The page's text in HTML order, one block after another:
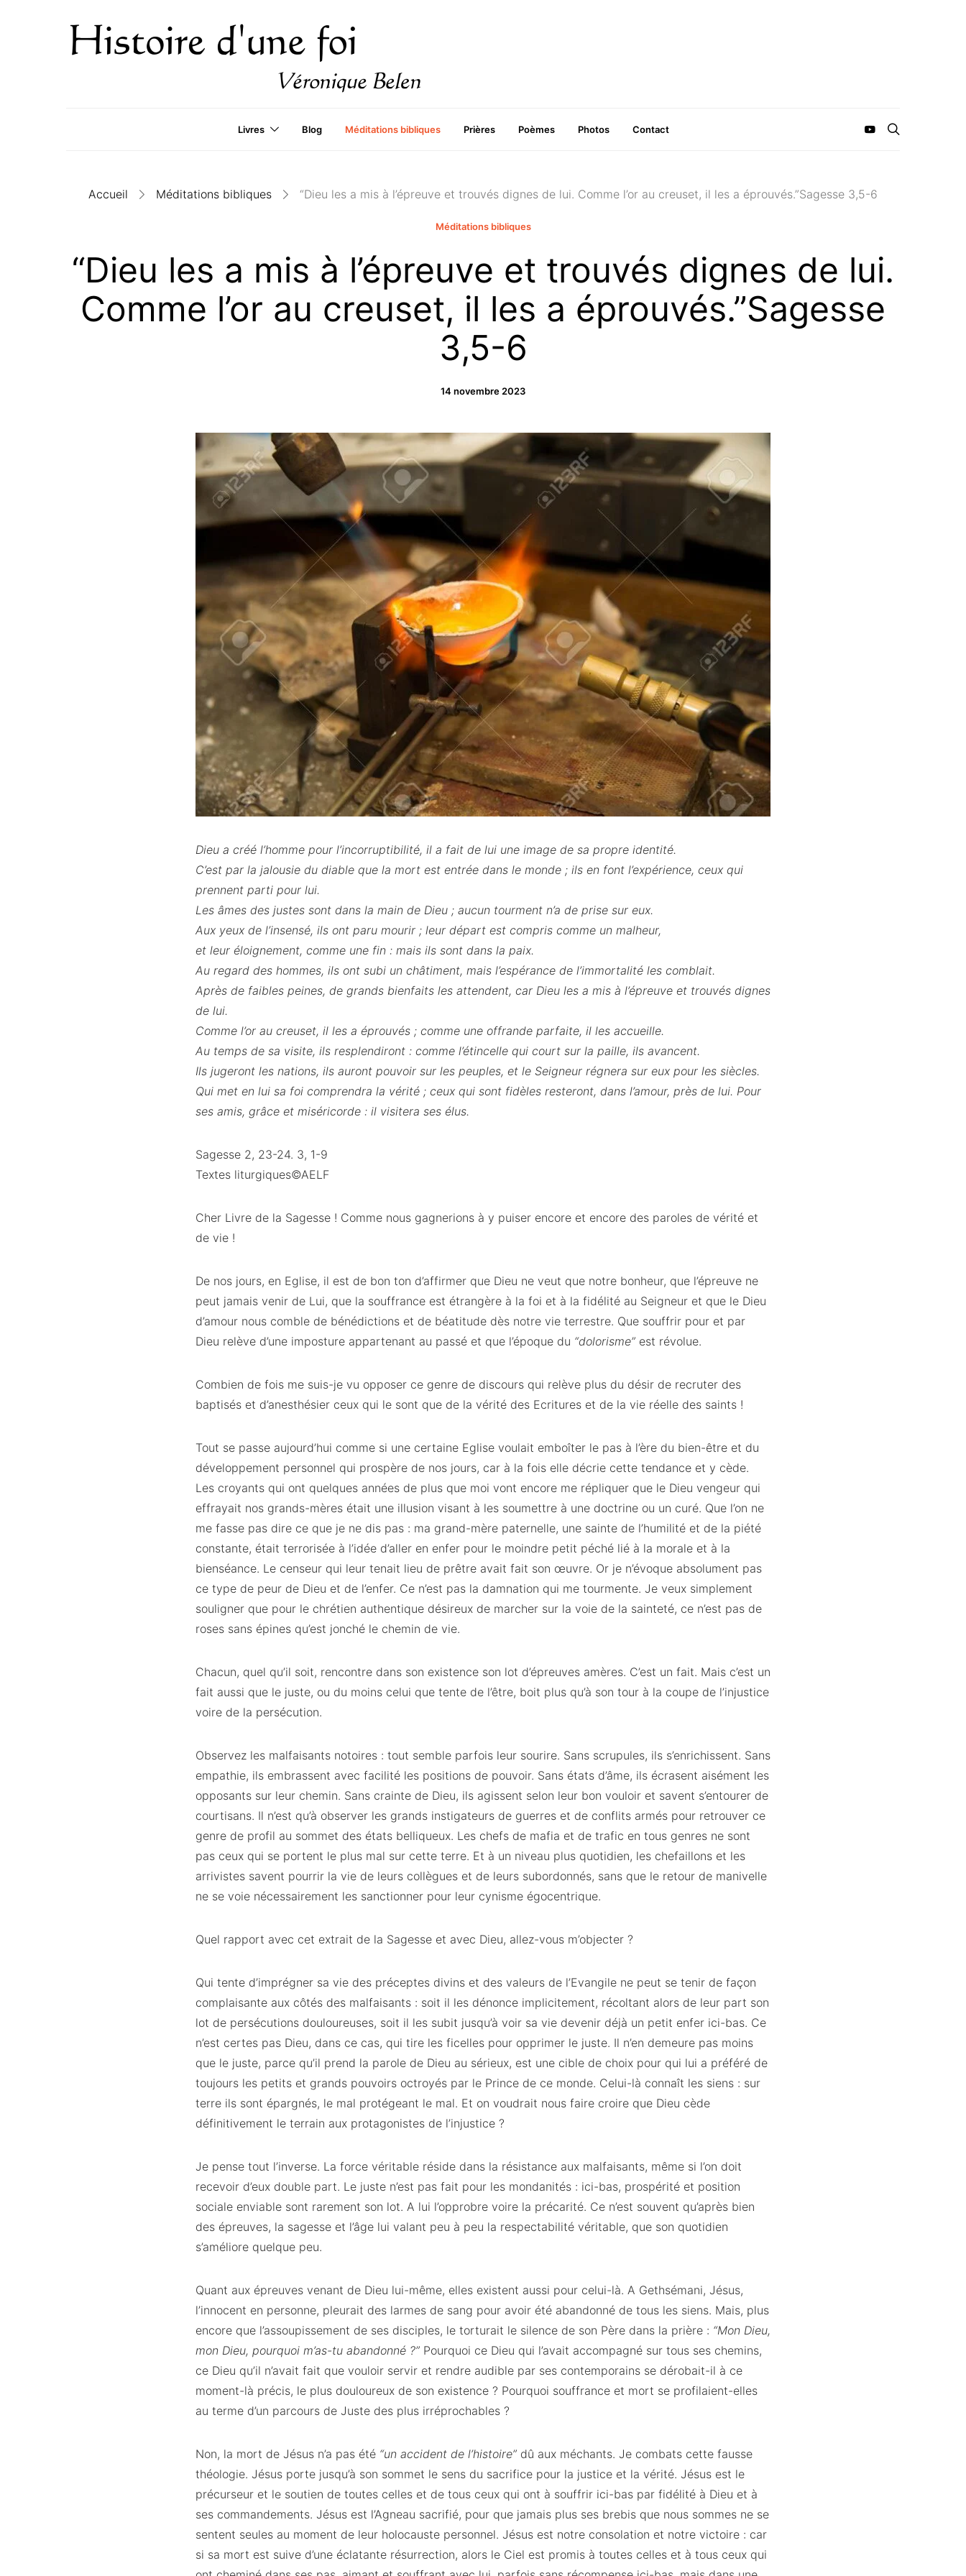
Livres Blog Méditations bibliques Prières Poèmes Photos Contact
Accueil Méditations bibliques “Dieu les a mis à l’épreuve et trouvés dignes de lui. Comme l’or au creuset, il les a éprouvés.”Sagesse 3,5-6
Méditations bibliques
“Dieu les a mis à l’épreuve et trouvés dignes de lui.
Comme l’or au creuset, il les a éprouvés.”Sagesse
3,5-6
14 novembre 2023
Dieu a créé l’homme pour l’incorruptibilité, il a fait de lui une image de sa propre identité.
C’est par la jalousie du diable que la mort est entrée dans le monde ; ils en font l’expérience, ceux qui
prennent parti pour lui.
Les âmes des justes sont dans la main de Dieu ; aucun tourment n’a de prise sur eux.
Aux yeux de l’insensé, ils ont paru mourir ; leur départ est compris comme un malheur,
et leur éloignement, comme une fin : mais ils sont dans la paix.
Au regard des hommes, ils ont subi un châtiment, mais l’espérance de l’immortalité les comblait.
Après de faibles peines, de grands bienfaits les attendent, car Dieu les a mis à l’épreuve et trouvés dignes
de lui.
Comme l’or au creuset, il les a éprouvés ; comme une offrande parfaite, il les accueille.
Au temps de sa visite, ils resplendiront : comme l’étincelle qui court sur la paille, ils avancent.
Ils jugeront les nations, ils auront pouvoir sur les peuples, et le Seigneur régnera sur eux pour les siècles.
Qui met en lui sa foi comprendra la vérité ; ceux qui sont fidèles resteront, dans l’amour, près de lui. Pour
ses amis, grâce et miséricorde : il visitera ses élus.
Sagesse 2, 23-24. 3, 1-9
Textes liturgiques©AELF
Cher Livre de la Sagesse ! Comme nous gagnerions à y puiser encore et encore des paroles de vérité et
de vie !
De nos jours, en Eglise, il est de bon ton d’affirmer que Dieu ne veut que notre bonheur, que l’épreuve ne
peut jamais venir de Lui, que la souffrance est étrangère à la foi et à la fidélité au Seigneur et que le Dieu
d’amour nous comble de bénédictions et de béatitude dès notre vie terrestre. Que souffrir pour et par
Dieu relève d’une imposture appartenant au passé et que l’époque du “dolorisme” est révolue.
Combien de fois me suis-je vu opposer ce genre de discours qui relève plus du désir de recruter des
baptisés et d’anesthésier ceux qui le sont que de la vérité des Ecritures et de la vie réelle des saints !
Tout se passe aujourd’hui comme si une certaine Eglise voulait emboîter le pas à l’ère du bien-être et du
développement personnel qui prospère de nos jours, car à la fois elle décrie cette tendance et y cède.
Les croyants qui ont quelques années de plus que moi vont encore me répliquer que le Dieu vengeur qui
effrayait nos grands-mères était une illusion visant à les soumettre à une doctrine ou un curé. Que l’on ne
me fasse pas dire ce que je ne dis pas : ma grand-mère paternelle, une sainte de l’humilité et de la piété
constante, était terrorisée à l’idée d’aller en enfer pour le moindre petit péché lié à la morale et à la
bienséance. Le censeur qui leur tenait lieu de prêtre avait fait son œuvre. Or je n’évoque absolument pas
ce type de peur de Dieu et de l’enfer. Ce n’est pas la damnation qui me tourmente. Je veux simplement
souligner que pour le chrétien authentique désireux de marcher sur la voie de la sainteté, ce n’est pas de
roses sans épines qu’est jonché le chemin de vie.
Chacun, quel qu’il soit, rencontre dans son existence son lot d’épreuves amères. C’est un fait. Mais c’est un
fait aussi que le juste, ou du moins celui que tente de l’être, boit plus qu’à son tour à la coupe de l’injustice
voire de la persécution.
Observez les malfaisants notoires : tout semble parfois leur sourire. Sans scrupules, ils s’enrichissent. Sans
empathie, ils embrassent avec facilité les positions de pouvoir. Sans états d’âme, ils écrasent aisément les
opposants sur leur chemin. Sans crainte de Dieu, ils agissent selon leur bon vouloir et savent s’entourer de
courtisans. Il n’est qu’à observer les grands instigateurs de guerres et de conflits armés pour retrouver ce
genre de profil au sommet des états belliqueux. Les chefs de mafia et de trafic en tous genres ne sont
pas ceux qui se portent le plus mal sur cette terre. Et à un niveau plus quotidien, les chefaillons et les
arrivistes savent pourrir la vie de leurs collègues et de leurs subordonnés, sans que le retour de manivelle
ne se voie nécessairement les sanctionner pour leur cynisme égocentrique.
Quel rapport avec cet extrait de la Sagesse et avec Dieu, allez-vous m’objecter ?
Qui tente d’imprégner sa vie des préceptes divins et des valeurs de l’Evangile ne peut se tenir de façon
complaisante aux côtés des malfaisants : soit il les dénonce implicitement, récoltant alors de leur part son
lot de persécutions douloureuses, soit il les subit jusqu’à voir sa vie devenir déjà un petit enfer ici-bas. Ce
n’est certes pas Dieu, dans ce cas, qui tire les ficelles pour opprimer le juste. Il n’en demeure pas moins
que le juste, parce qu’il prend la parole de Dieu au sérieux, est une cible de choix pour qui lui a préféré de
toujours les petits et grands pouvoirs octroyés par le Prince de ce monde. Celui-là connaît les siens : sur
terre ils sont épargnés, le mal protégeant le mal. Et on voudrait nous faire croire que Dieu cède
définitivement le terrain aux protagonistes de l’injustice ?
Je pense tout l’inverse. La force véritable réside dans la résistance aux malfaisants, même si l’on doit
recevoir d’eux double part. Le juste n’est pas fait pour les mondanités : ici-bas, prospérité et position
sociale enviable sont rarement son lot. A lui l’opprobre voire la précarité. Ce n’est souvent qu’après bien
des épreuves, la sagesse et l’âge lui valant peu à peu la respectabilité véritable, que son quotidien
s’améliore quelque peu.
Quant aux épreuves venant de Dieu lui-même, elles existent aussi pour celui-là. A Gethsémani, Jésus,
l’innocent en personne, pleurait des larmes de sang pour avoir été abandonné de tous les siens. Mais, plus
encore que l’assoupissement de ses disciples, le torturait le silence de son Père dans la prière : “Mon Dieu,
mon Dieu, pourquoi m’as-tu abandonné ?” Pourquoi ce Dieu qui l’avait accompagné sur tous ses chemins,
ce Dieu qu’il n’avait fait que vouloir servir et rendre audible par ses contemporains se dérobait-il à ce
moment-là précis, le plus douloureux de son existence ? Pourquoi souffrance et mort se profilaient-elles
au terme d’un parcours de Juste des plus irréprochables ?
Non, la mort de Jésus n’a pas été “un accident de l’histoire” dû aux méchants. Je combats cette fausse
théologie. Jésus porte jusqu’à son sommet le sens du sacrifice pour la justice et la vérité. Jésus est le
précurseur et le soutien de toutes celles et de tous ceux qui ont à souffrir ici-bas par fidélité à Dieu et à
ses commandements. Jésus est l’Agneau sacrifié, pour que jamais plus ses brebis que nous sommes ne se
sentent seules au moment de leur holocauste personnel. Jésus est notre consolation et notre victoire : car
si sa mort est suive d’une éclatante résurrection, alors le Ciel est promis à toutes celles et à tous ceux qui